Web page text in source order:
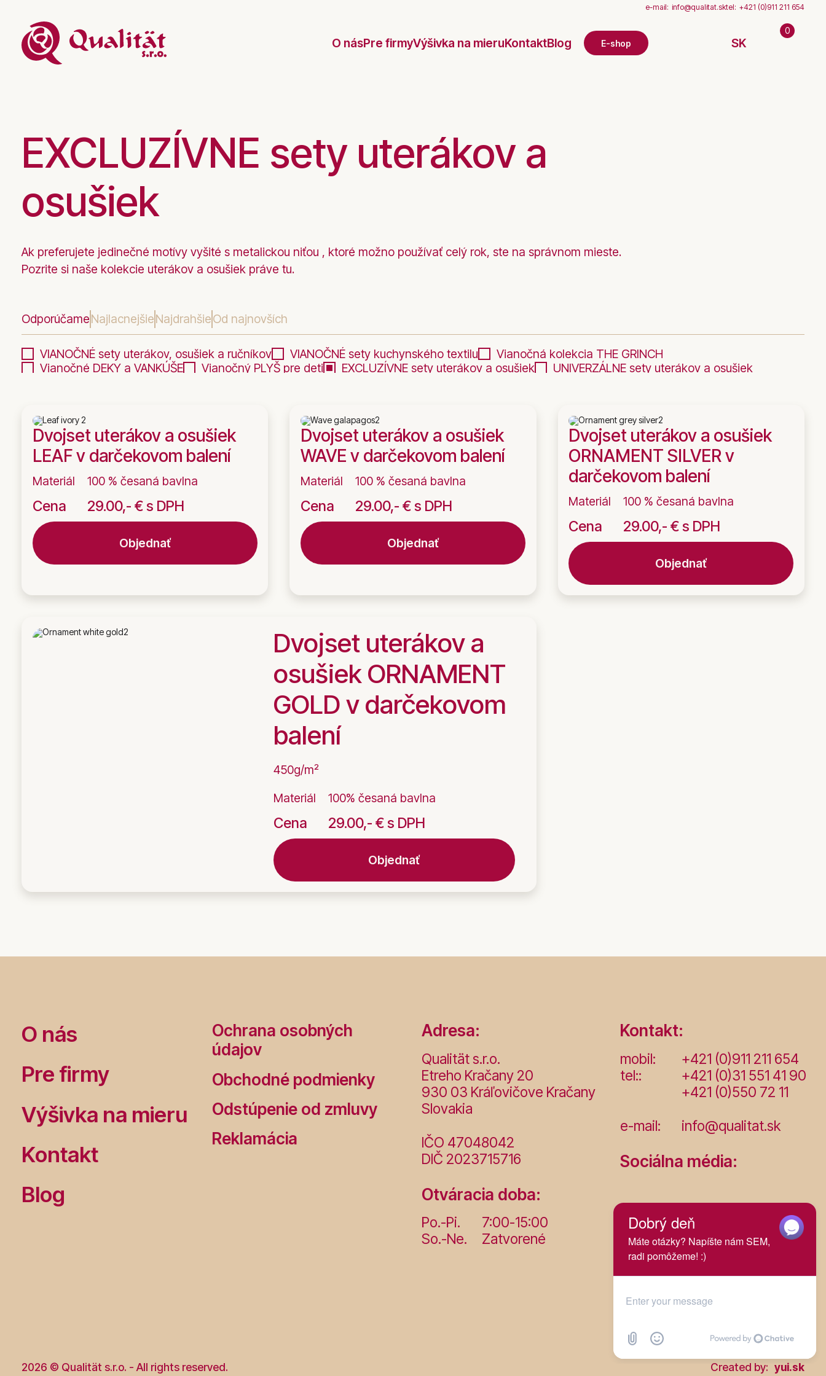
O násPre firmyVýšivka na mieruKontaktBlog E-shop SK
e-mail: info@qualitat.sktel: +421 (0)911 211 654
0
EXCLUZÍVNE sety uterákov a
osušiek
Ak preferujete jedinečné motívy vyšité s metalickou niťou , ktoré možno používať celý rok, ste na správnom mieste.
Pozrite si naše kolekcie uterákov a osušiek práve tu.
OdporúčameNajlacnejšieNajdrahšieOd najnovších
VIANOČNÉ sety uterákov, osušiek a ručníkov VIANOČNÉ sety kuchynského textilu
Vianočná kolekcia THE GRINCH
Vianočné DEKY a VANKÚŠE
Vianočný PLYŠ pre deti EXCLUZÍVNE sety uterákov a osušiek
UNIVERZÁLNE sety uterákov a osušiek
DARČEKOVÉ POUKÁŽKY
Dvojset uterákov a osušiek
LEAF v darčekovom balení
Materiál 100 % česaná bavlna
Cena 29.00,- € s DPH
Objednať
Dvojset uterákov a osušiek
WAVE v darčekovom balení
Materiál 100 % česaná bavlna
Cena 29.00,- € s DPH
Objednať
Dvojset uterákov a osušiek
ORNAMENT SILVER v
darčekovom balení
Materiál 100 % česaná bavlna
Cena 29.00,- € s DPH
Objednať
Dvojset uterákov a
osušiek ORNAMENT
GOLD v darčekovom
balení
450g/m²
Materiál
100% česaná bavlna
Cena 29.00,- € s DPH
Objednať
O nás
Pre firmy
Výšivka na mieru
Kontakt
Blog
Ochrana osobných
údajov
Obchodné podmienky
Odstúpenie od zmluvy
Reklamácia
Adresa:
Qualität s.r.o.
Etreho Kračany 20
930 03 Kráľovičove Kračany
Slovakia
IČO 47048042
DIČ 2023715716
Otváracia doba:
Po.-Pi.
7:00-15:00
So.-Ne.
Zatvorené
Kontakt:
mobil:
+421 (0)911 211 654
tel::
+421 (0)31 551 41 90
+421 (0)550 72 11
e-mail:
info@qualitat.sk
Sociálna média:
2026 © Qualität s.r.o. - All rights reserved. Created by: yui.sk
Začať chat!